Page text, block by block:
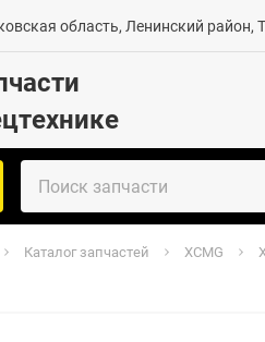
область, Ленинский район,
Каталог запчастей XCMG